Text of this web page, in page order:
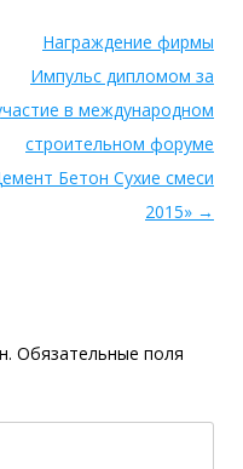
Награждение фирмы
Импульс дипломом за
в международном
строительном форуме
Бетон Сухие смеси
2015» →
Обязательные поля